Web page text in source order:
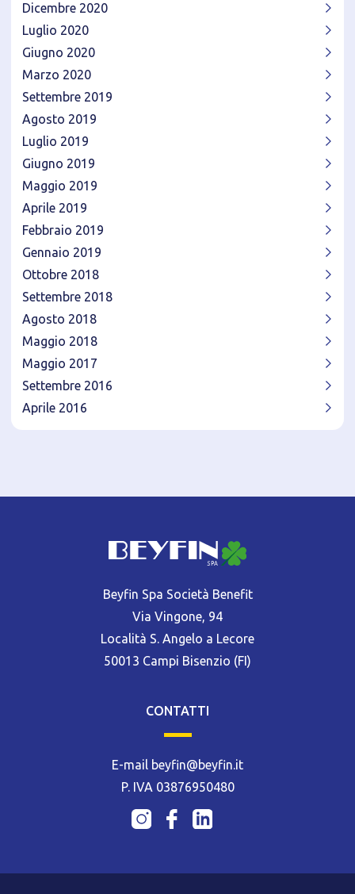
Dicembre 2020
Luglio 2020
Giugno 2020
Marzo 2020
Settembre 2019
Agosto 2019
Luglio 2019
Giugno 2019
Maggio 2019
Aprile 2019
Febbraio 2019
Gennaio 2019
Ottobre 2018
Settembre 2018
Agosto 2018
Maggio 2018
Maggio 2017
Settembre 2016
Aprile 2016
Beyfin Spa Società Benefit
Via Vingone, 94
Località S. Angelo a Lecore
50013 Campi Bisenzio (FI)
CONTATTI
E-mail beyfin@beyfin.it
P. IVA 03876950480